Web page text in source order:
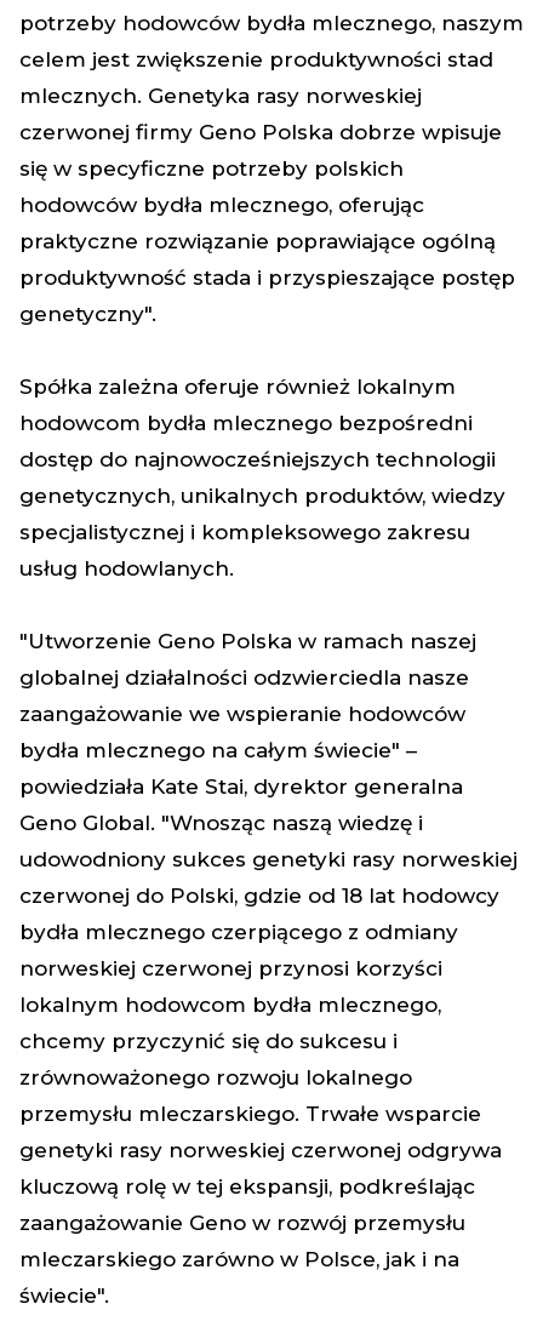
potrzeby hodowców bydła mlecznego, naszym
celem jest zwiększenie produktywności stad
mlecznych. Genetyka rasy norweskiej
czerwonej firmy Geno Polska dobrze wpisuje
się w specyficzne potrzeby polskich
hodowców bydła mlecznego, oferując
praktyczne rozwiązanie poprawiające ogólną
produktywność stada i przyspieszające postęp
genetyczny".
Spółka zależna oferuje również lokalnym
hodowcom bydła mlecznego bezpośredni
dostęp do najnowocześniejszych technologii
genetycznych, unikalnych produktów, wiedzy
specjalistycznej i kompleksowego zakresu
usług hodowlanych.
"Utworzenie Geno Polska w ramach naszej
globalnej działalności odzwierciedla nasze
zaangażowanie we wspieranie hodowców
bydła mlecznego na całym świecie" –
powiedziała Kate Stai, dyrektor generalna
Geno Global. "Wnosząc naszą wiedzę i
udowodniony sukces genetyki rasy norweskiej
czerwonej do Polski, gdzie od 18 lat hodowcy
bydła mlecznego czerpiącego z odmiany
norweskiej czerwonej przynosi korzyści
lokalnym hodowcom bydła mlecznego,
chcemy przyczynić się do sukcesu i
zrównoważonego rozwoju lokalnego
przemysłu mleczarskiego. Trwałe wsparcie
genetyki rasy norweskiej czerwonej odgrywa
kluczową rolę w tej ekspansji, podkreślając
zaangażowanie Geno w rozwój przemysłu
mleczarskiego zarówno w Polsce, jak i na
świecie".